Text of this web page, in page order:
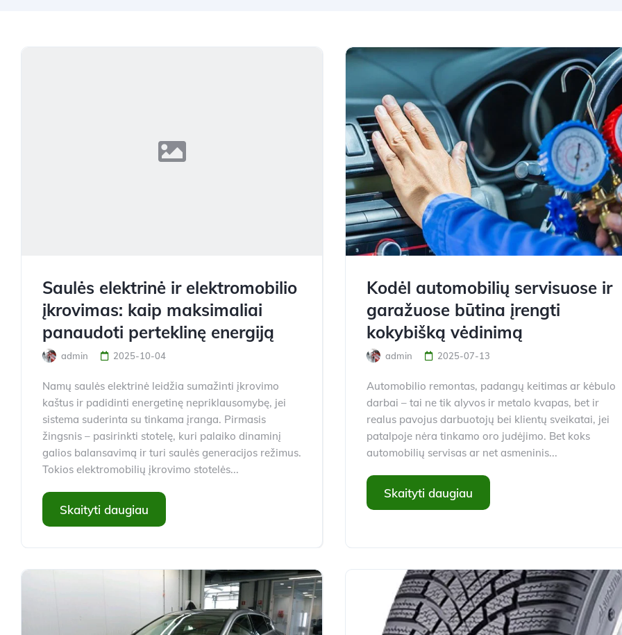
Saulės elektrinė ir elektromobilio
įkrovimas: kaip maksimaliai
panaudoti perteklinę energiją
admin 2025-10-04
Namų saulės elektrinė leidžia sumažinti įkrovimo
kaštus ir padidinti energetinę nepriklausomybę, jei
sistema suderinta su tinkama įranga. Pirmasis
žingsnis – pasirinkti stotelę, kuri palaiko dinaminį
galios balansavimą ir turi saulės generacijos režimus.
Tokios elektromobilių įkrovimo stotelės...
Skaityti daugiau
Kodėl automobilių servisuose ir
garažuose būtina įrengti
kokybišką vėdinimą
admin 2025-07-13
Automobilio remontas, padangų keitimas ar kėbulo
darbai – tai ne tik alyvos ir metalo kvapas, bet ir
realus pavojus darbuotojų bei klientų sveikatai, jei
patalpoje nėra tinkamo oro judėjimo. Bet koks
automobilių servisas ar net asmeninis...
Skaityti daugiau